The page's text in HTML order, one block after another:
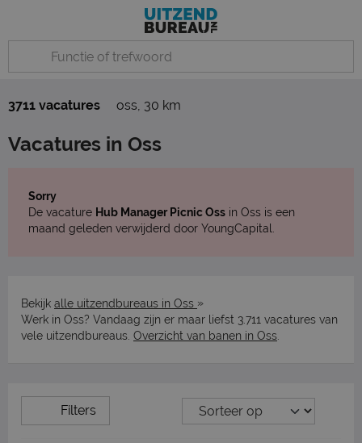
3711 vacatures oss, 30 km
Vacatures in Oss
Sorry
De vacature Hub Manager Picnic Oss in Oss is een
maand geleden verwijderd door YoungCapital.
Bekijk alle uitzendbureaus in Oss »
Werk in Oss? Vandaag zijn er maar liefst 3.711 vacatures van
vele uitzendbureaus. Overzicht van banen in Oss
Filters